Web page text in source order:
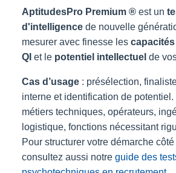
AptitudesPro Premium ® est un
d'intelligence de nouvelle
mesurer avec finesse les
QI et le potentiel intellectuel de
Cas d’usage : présélection,
interne et identification de
métiers techniques, opérateurs,
logistique, fonctions nécessitant
Pour structurer votre démarche côté
consultez aussi notre guide des